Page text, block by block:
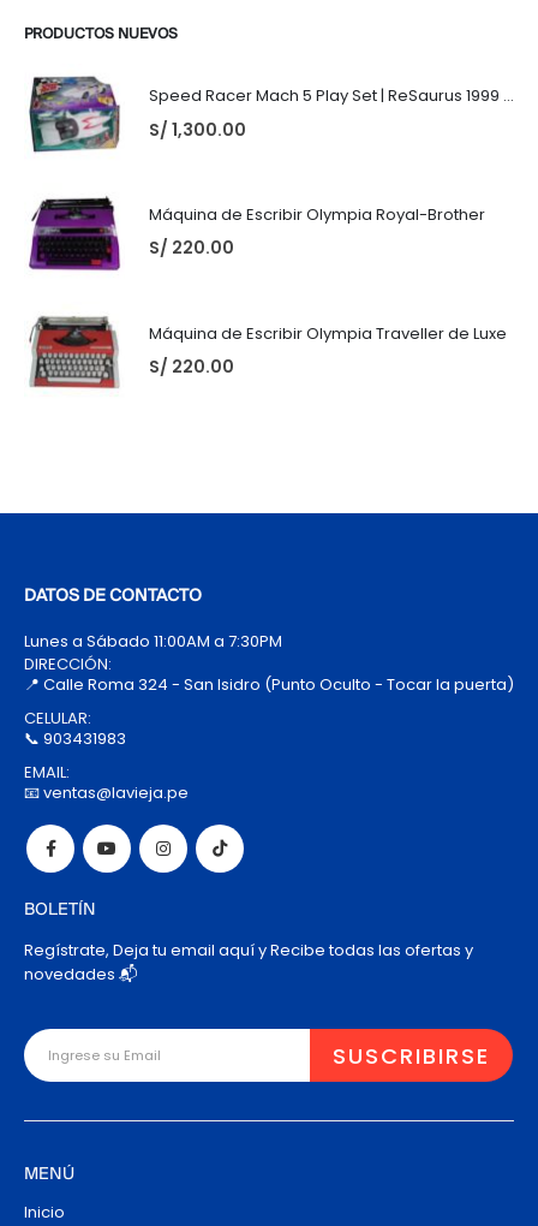
PRODUCTOS NUEVOS
Speed Racer Mach 5 Play Set | ReSaurus 1999 | Meteoro
S/ 1,300.00
Máquina de Escribir Olympia Royal-Brother
S/ 220.00
Máquina de Escribir Olympia Traveller de Luxe
S/ 220.00
DATOS DE CONTACTO
Lunes a Sábado 11:00AM a 7:30PM
DIRECCIÓN:
📍 Calle Roma 324 - San Isidro (Punto Oculto - Tocar la puerta)
CELULAR:
📞 903431983
EMAIL:
📧 ventas@lavieja.pe
BOLETÍN
Regístrate, Deja tu email aquí y Recibe todas las ofertas y
novedades 📬
MENÚ
Inicio